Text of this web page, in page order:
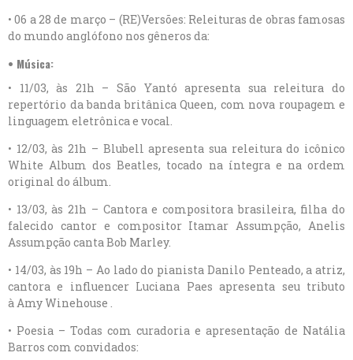
• 06 a 28 de março – (RE)Versões: Releituras de obras famosas
do mundo anglófono nos gêneros da:
• Música:
• 11/03, às 21h – São Yantó apresenta sua releitura do
repertório da banda britânica Queen, com nova roupagem e
linguagem eletrônica e vocal.
• 12/03, às 21h – Blubell apresenta sua releitura do icônico
White Album dos Beatles, tocado na íntegra e na ordem
original do álbum.
• 13/03, às 21h – Cantora e compositora brasileira, filha do
falecido cantor e compositor Itamar Assumpção, Anelis
Assumpção canta Bob Marley.
• 14/03, às 19h – Ao lado do pianista Danilo Penteado, a atriz,
cantora e influencer Luciana Paes apresenta seu tributo
à Amy Winehouse .
• Poesia – Todas com curadoria e apresentação de Natália
Barros com convidados: